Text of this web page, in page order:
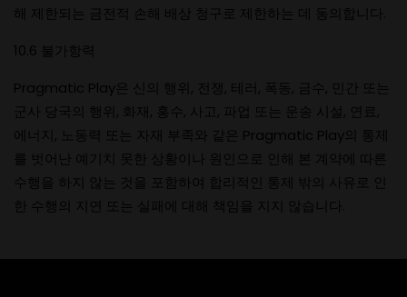
해 제한되는 금전적 손해 배상 청구로 제한하는 데 동의합니다.
10.6 불가항력
Pragmatic Play은 신의 행위, 전쟁, 테러, 폭동, 금수, 민간 또는
군사 당국의 행위, 화재, 홍수, 사고, 파업 또는 운송 시설, 연료,
에너지, 노동력 또는 자재 부족와 같은 Pragmatic Play의 통제
를 벗어난 예기치 못한 상황이나 원인으로 인해 본 계약에 따른
수행을 하지 않는 것을 포함하여 합리적인 통제 밖의 사유로 인
한 수행의 지연 또는 실패에 대해 책임을 지지 않습니다.